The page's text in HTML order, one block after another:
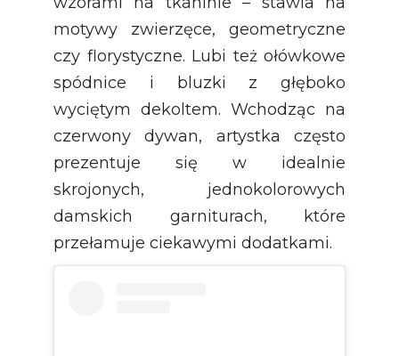
motywy zwierzęce, geometryczne
czy florystyczne. Lubi też ołówkowe
spódnice i bluzki z głęboko
wyciętym dekoltem. Wchodząc na
czerwony dywan, artystka często
prezentuje się w idealnie
skrojonych, jednokolorowych
damskich garniturach, które
przełamuje ciekawymi dodatkami.